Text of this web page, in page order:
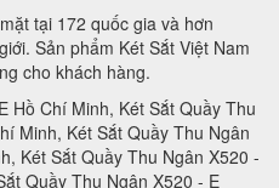
tại 172 quốc gia và hơn
Sản phẩm Két Sắt Việt Nam
cho khách hàng.
- E Tại Thành phố Buôn Ma Thuột Tỉnh Đắk Lắk, Két Sắt Quầy Thu Ngân X520 - E Tại Thị xã Buôn Hồ Tỉnh Đắk Lắk, Két Sắt Quầy Thu Ngân X520 - E Tại Huyện Buôn Đôn Tỉnh Đắk Lắk, Két Sắt Quầy Thu Ngân X520 - E Tại Huyện Cư Kuin Tỉnh Đắk Lắk, Két Sắt Quầy Thu Ngân X520 - E Tại Huyện Cư M’gar Tỉnh Đắk Lắk, Két Sắt Quầy Thu Ngân X520 - E Tại Huyện Ea H’leo Tỉnh Đắk Lắk, Két Sắt Quầy Thu Ngân X520 - E Tại Huyện Ea Kar Tỉnh Đắk Lắk, Két Sắt Quầy Thu Ngân X520 - E Tại Huyện Ea Súp Tỉnh Đắk Lắk, Két Sắt Quầy Thu Ngân X520 - E Tại Huyện Krông Ana Tỉnh Đắk Lắk, Két Sắt Quầy Thu Ngân X520 - E Tại Huyện Krông Bông Tỉnh Đắk Lắk, Két Sắt Quầy Thu Ngân X520 - E Tại Huyện Krông Búk Tỉnh Đắk Lắk, Két Sắt Quầy Thu Ngân X520 - E Tại Huyện Krông Năng Tỉnh Đắk Lắk, Két Sắt Quầy Thu Ngân X520 - E Tại Huyện Krông Pắk Tỉnh Đắk Lắk, Két Sắt Quầy Thu Ngân X520 - E Tại Huyện Lắk Tỉnh Đắk Lắk, Két Sắt Quầy Thu Ngân X520 - E Tại Huyện M’Đrắk Tỉnh Đắk Lắk, Két Sắt Quầy Thu Ngân X520 - E Đắk Nông, Két Sắt Quầy Thu Ngân X520 - E Tại Thành phố Gia Nghĩa Tỉnh Đắk Nông, Két Sắt Quầy Thu Ngân X520 - E Tại Huyện Cư Jút Tỉnh Đắk Nông, Két Sắt Quầy Thu Ngân X520 - E Tại Huyện Đắk Glong Tỉnh Đắk Nông, Két Sắt Quầy Thu Ngân X520 - E Tại Huyện Đắk Mil Tỉnh Đắk Nông, Két Sắt Quầy Thu Ngân X520 - E Tại Huyện Đắk R’lấp Tỉnh Đắk Nông, Két Sắt Quầy Thu Ngân X520 - E Tại Huyện Đắk Song Tỉnh Đắk Nông, Két Sắt Quầy Thu Ngân X520 - E Tại Huyện Krông Nô Tỉnh Đắk Nông, Két Sắt Quầy Thu Ngân X520 - E Tại Huyện Tuy Đức Tỉnh Đắk Nông, Két Sắt Quầy Thu Ngân X520 - E Đồng Nai, Két Sắt Quầy Thu Ngân X520 - E Tại Thành phố Biên Hòa Tỉnh Đồng Nai, Két Sắt Quầy Thu Ngân X520 - E Tại Thành phố Long Khánh Tỉnh Đồng Nai, Két Sắt Quầy Thu Ngân X520 - E Tại Huyện Cẩm Mỹ Tỉnh Đồng Nai, Két Sắt Quầy Thu Ngân X520 - E Tại Huyện Định Quán Tỉnh Đồng Nai, Két Sắt Quầy Thu Ngân X520 - E Tại Huyện Long Thành Tỉnh Đồng Nai, Két Sắt Quầy Thu Ngân X520 - E Tại Huyện Nhơn Trạch Tỉnh Đồng Nai, Két Sắt Quầy Thu Ngân X520 - E Tại Huyện Tân Phú Tỉnh Đồng Nai, Két Sắt Quầy Thu Ngân X520 - E Tại Huyện Thống Nhất Tỉnh Đồng Nai, Két Sắt Quầy Thu Ngân X520 - E Tại Huyện Trảng Bom Tỉnh Đồng Nai, Két Sắt Quầy Thu Ngân X520 - E Tại Huyện Vĩnh Cửu Tỉnh Đồng Nai, Két Sắt Quầy Thu Ngân X520 - E Tại Huyện Xuân Lộc Tỉnh Đồng Nai, Két Sắt Quầy Thu Ngân X520 - E Biên Hòa, Két Sắt Quầy Thu Ngân X520 - E Đồng Tháp, Két Sắt Quầy Thu Ngân X520 - E Tại Thành phố Cao Lãnh Tỉnh Đồng Tháp, Két Sắt Quầy Thu Ngân X520 - E Tại Thành phố Sa Đéc Tỉnh Đồng Tháp, Két Sắt Quầy Thu Ngân X520 - E Tại Thị xã Hồng Ngự Tỉnh Đồng Tháp, Két Sắt Quầy Thu Ngân X520 - E Tại Huyện Cao Lãnh Tỉnh Đồng Tháp, Két Sắt Quầy Thu Ngân X520 - E Tại Huyện Châu Thành Tỉnh Đồng Tháp, Két Sắt Quầy Thu Ngân X520 - E Tại Huyện Hồng Ngự Tỉnh Đồng Tháp, Két Sắt Quầy Thu Ngân X520 - E Tại Huyện Lai Vung Tỉnh Đồng Tháp, Két Sắt Quầy Thu Ngân X520 - E Tại Huyện Lấp Vò Tỉnh Đồng Tháp, Két Sắt Quầy Thu Ngân X520 - E Tại Huyện Tam Nông Tỉnh Đồng Tháp, Két Sắt Quầy Thu Ngân X520 - E Tại Huyện Tân Hồng Tỉnh Đồng Tháp, Két Sắt Quầy Thu Ngân X520 - E Tại Huyện Thanh Bình Tỉnh Đồng Tháp, Két Sắt Quầy Thu Ngân X520 - E Tại Huyện Tháp Mười Tỉnh Đồng Tháp, Két Sắt Quầy Thu Ngân X520 - E Tại Thành phố Điện Biên Phủ Tỉnh Điện Biên, Két Sắt Quầy Thu Ngân X520 - E Tại Thị xã Mường Lay Tỉnh Điện Biên, Két Sắt Quầy Thu Ngân X520 - E Tại Huyện Điện Biên Tỉnh Điện Biên, Két Sắt Quầy Thu Ngân X520 - E Tại Huyện Điện Biên Đông Tỉnh Điện Biên, Két Sắt Quầy Thu Ngân X520 - E Tại Huyện Mường Ảng Tỉnh Điện Biên, Két Sắt Quầy Thu Ngân X520 - E Tại Huyện Mường Chà Tỉnh Điện Biên, Két Sắt Quầy Thu Ngân X520 - E Tại Huyện Mường Nhé Tỉnh Điện Biên, Két Sắt Quầy Thu Ngân X520 - E Tại Huyện Nậm Pồ Tỉnh Điện Biên, Két Sắt Quầy Thu Ngân X520 - E Tại Huyện Tủa Chùa Tỉnh Điện Biên, Két Sắt Quầy Thu Ngân X520 - E Tại Huyện Tuần Giáo Tỉnh Điện Biên, Két Sắt Quầy Thu Ngân X520 - E Điện Biên, Két Sắt Quầy Thu Ngân X520 - E Gia Lai, Két Sắt Quầy Thu Ngân X520 - E Tại Thành phố Pleiku Tỉnh Gia Lai, Két Sắt Quầy Thu Ngân X520 - E Tại Thị xã An Khê Tỉnh Gia Lai, Két Sắt Quầy Thu Ngân X520 - E Tại Thị xã Ayun Pa Tỉnh Gia Lai, Két Sắt Quầy Thu Ngân X520 - E Tại Huyện Chư Păh Tỉnh Gia Lai, Két Sắt Quầy Thu Ngân X520 - E Tại Huyện Chư Prông Tỉnh Gia Lai, Két Sắt Quầy Thu Ngân X520 - E Tại Huyện Chư Pưh Tỉnh Gia Lai, Két Sắt Quầy Thu Ngân X520 - E Tại Huyện Chư Sê Tỉnh Gia Lai, Két Sắt Quầy Thu Ngân X520 - E Tại Huyện Đắk Đoa Tỉnh Gia Lai, Két Sắt Quầy Thu Ngân X520 - E Tại Huyện Đak Pơ Tỉnh Gia Lai, Két Sắt Quầy Thu Ngân X520 - E Tại Huyện Đức Cơ Tỉnh Gia Lai, Két Sắt Quầy Thu Ngân X520 - E Tại Huyện Ia Grai Tỉnh Gia Lai, Két Sắt Quầy Thu Ngân X520 - E Tại Huyện Ia Pa Tỉnh Gia Lai, Két Sắt Quầy Thu Ngân X520 - E Tại Huyện K’Bang Tỉnh Gia Lai, Két Sắt Quầy Thu Ngân X520 - E Tại Huyện Kông Chro Tỉnh Gia Lai, Két Sắt Quầy Thu Ngân X520 - E Tại Huyện Krông Pa Tỉnh Gia Lai, Két Sắt Quầy Thu Ngân X520 - E Tại Huyện Mang Yang Tỉnh Gia La